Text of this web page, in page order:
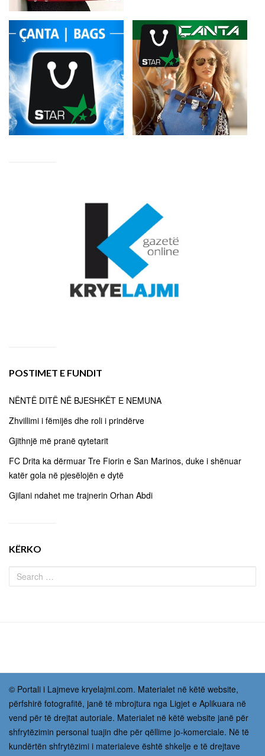
POSTIMET E FUNDIT
NËNTË DITË NË BJESHKËT E NEMUNA
Zhvillimi i fëmijës dhe roli i prindërve
Gjithnjë më pranë qytetarit
FC Drita ka dërmuar Tre Fiorin e San Marinos, duke i shënuar
katër gola në pjesëlojën e dytë
Gjilani ndahet me trajnerin Orhan Abdi
KËRKO
© Portali i Lajmeve kryelajmi.com. Materialet në këtë website,
përfshirë fotografitë, janë të mbrojtura nga Ligjet e Aplikuara në
vend për të drejtat autoriale. Materialet në këtë website janë për
shfrytëzimin personal tuajin dhe për qëllime jo-komerciale. Në të
kundërtën shfrytëzimi i materialeve është shkelje e të drejtave